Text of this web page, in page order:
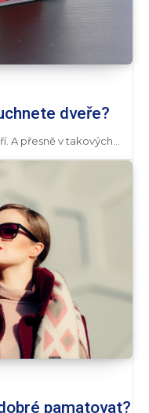
dveře?
A přesně v takových...
pamatovat?